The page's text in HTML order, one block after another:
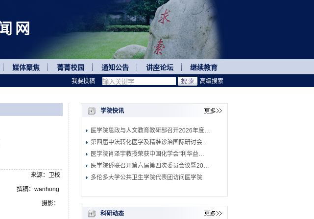
媒体聚焦 菁菁校园 通知公告 讲座论坛 继续教育
来源：卫校
撰稿：wanhong
摄影：
高级搜索
学院快讯
医学院思政与人文教育教研部召开2026年度…
第四届中法转化医学及精准诊治国际研讨会…
医学院肖泽宇教授荣获中国化学会“利华益…
医学院侨联召开第六届第四次委员会议暨20…
多伦多大学公共卫生学院代表团访问医学院
科研动态
我要投稿